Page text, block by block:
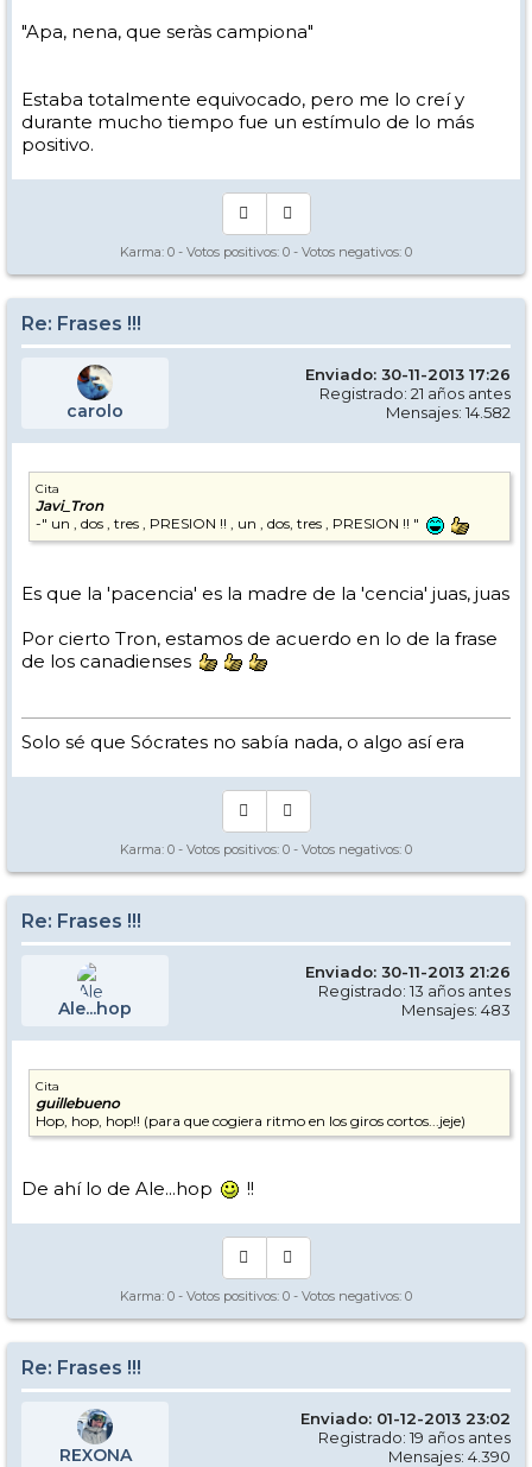
"Apa, nena, que seràs campiona"
Estaba totalmente equivocado, pero me lo creí y
durante mucho tiempo fue un estímulo de lo más
positivo.
Karma: 0 - Votos positivos: 0 - Votos negativos: 0
Re: Frases !!!
carolo
Enviado: 30-11-2013 17:26
Registrado: 21 años antes
Mensajes: 14.582
Cita
Javi_Tron
-" un , dos , tres , PRESION !! , un , dos, tres , PRESION !! "
Es que la 'pacencia' es la madre de la 'cencia' juas, juas
Por cierto Tron, estamos de acuerdo en lo de la frase
de los canadienses
Solo sé que Sócrates no sabía nada, o algo así era
Karma: 0 - Votos positivos: 0 - Votos negativos: 0
Re: Frases !!!
Ale...hop
Enviado: 30-11-2013 21:26
Registrado: 13 años antes
Mensajes: 483
Cita
guillebueno
Hop, hop, hop!! (para que cogiera ritmo en los giros cortos...jeje)
De ahí lo de Ale...hop !!
Karma: 0 - Votos positivos: 0 - Votos negativos: 0
Re: Frases !!!
REXONA
Enviado: 01-12-2013 23:02
Registrado: 19 años antes
Mensajes: 4.390